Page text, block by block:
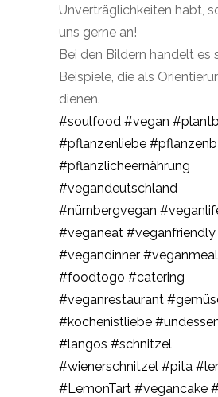
Unverträglichkeiten habt,
uns gerne an!
Bei den Bildern handelt es
Beispiele, die als
dienen.
#soulfood #vegan
#pflanzenliebe
#pflanzlicheernährung
#vegandeutschland
#nürnbergvegan
#veganeat #veganfriendly
#vegandinner
#foodtogo #catering
#veganrestaurant
#kochenistliebe
#langos #schnitzel
#wienerschnitzel #pita
#LemonTart #vegancake